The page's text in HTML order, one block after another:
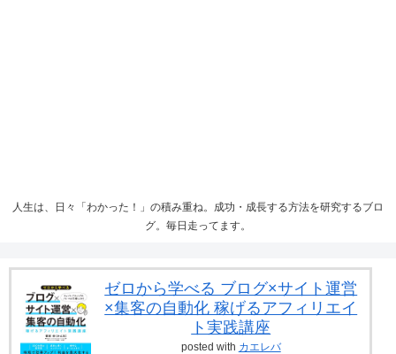
人生は、日々「わかった！」の積み重ね。成功・成長する方法を研究するブロ
グ。毎日走ってます。
ゼロから学べる ブログ×サイト運営
×集客の自動化 稼げるアフィリエイ
ト実践講座
posted with カエレバ